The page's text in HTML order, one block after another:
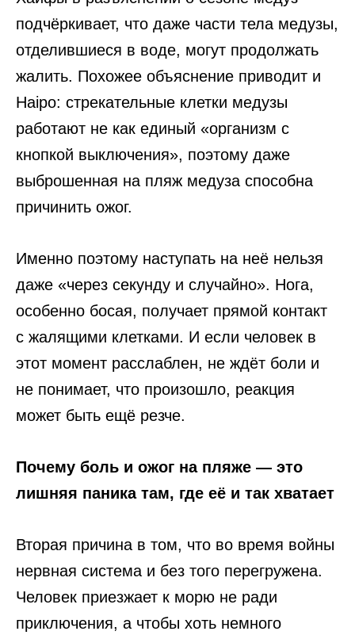
подчёркивает, что даже части тела медузы,
отделившиеся в воде, могут продолжать
жалить. Похожее объяснение приводит и
Haipo: стрекательные клетки медузы
работают не как единый «организм с
кнопкой выключения», поэтому даже
выброшенная на пляж медуза способна
причинить ожог.
Именно поэтому наступать на неё нельзя
даже «через секунду и случайно». Нога,
особенно босая, получает прямой контакт
с жалящими клетками. И если человек в
этот момент расслаблен, не ждёт боли и
не понимает, что произошло, реакция
может быть ещё резче.
Почему боль и ожог на пляже — это
лишняя паника там, где её и так хватает
Вторая причина в том, что во время войны
нервная система и без того перегружена.
Человек приезжает к морю не ради
приключения, а чтобы хоть немного